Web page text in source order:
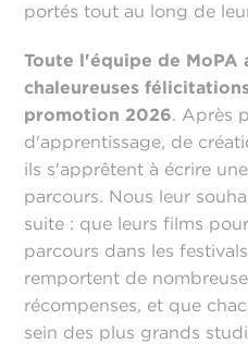
portés tout au long de
Toute l'équipe de MoPA
chaleureuses
promotion 2026. Après
d'apprentissage, de
ils s'apprêtent à écrire
parcours. Nous leur
suite : que leurs films
parcours dans les
remportent de
récompenses, et que
sein des plus grands